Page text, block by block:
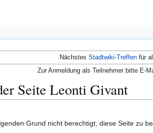
Nächstes Stadtwiki-Treffen für
Zur Anmeldung als Teilnehmer bitte E-
Seite Leonti Givant
Grund nicht berechtigt, diese Seite zu